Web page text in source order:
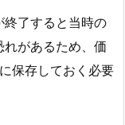
終了すると当時の
があるため、価
保存しておく必要